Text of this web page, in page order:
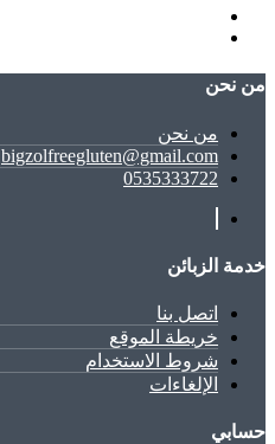
ﻣﻦ ﻧﺤﻦ
ﻣﻦ ﻧﺤﻦ
bigzolfreegluten@gmail.com
0535333722
خدمة الزبائن
اتصل بنا
خريطة الموقع
شروط الاستخدام
الإلغاءات
حسابي